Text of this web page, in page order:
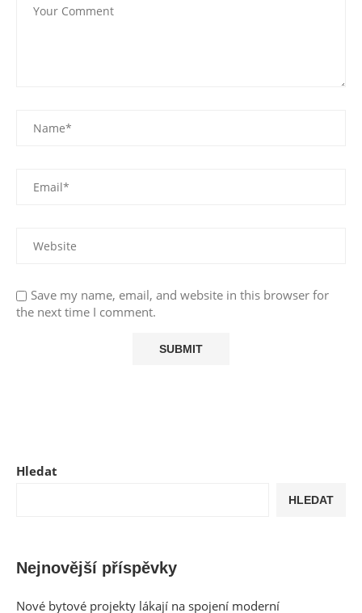
Save my name, email, and website in this browser for
the next time I comment.
Hledat
HLEDAT
Nejnovější příspěvky
Nové bytové projekty lákají na spojení moderní